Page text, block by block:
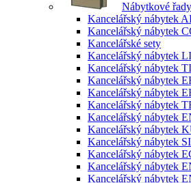
Nábytkové řady
Kancelářský nábytek
Kancelářský nábytek
Kancelářské sety
Kancelářský nábytek
Kancelářský nábytek
Kancelářský nábytek
Kancelářský nábytek
Kancelářský nábytek
Kancelářský nábytek
Kancelářský nábytek
Kancelářský nábytek
Kancelářský nábytek
Kancelářský nábytek
Kancelářský nábytek